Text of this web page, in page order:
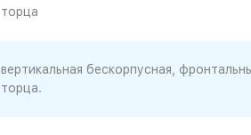
торца
вертикальная бескорпусная,
торца.